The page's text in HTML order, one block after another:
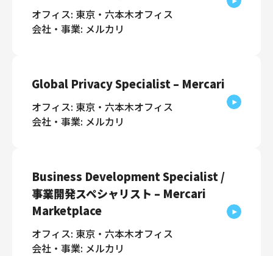
オフィス: 東京・六本木オフィス
会社・事業: メルカリ
Global Privacy Specialist – Mercari
オフィス: 東京・六本木オフィス
会社・事業: メルカリ
Business Development Specialist /
事業開発スペシャリスト – Mercari
Marketplace
オフィス: 東京・六本木オフィス
会社・事業: メルカリ